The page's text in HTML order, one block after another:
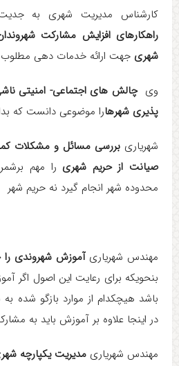
کارشناس مدیریت شهری به
راهکارهای افزایش مشارکت
شهری جهت ارائه خدمات دهی مطلوب
ویچالش های اجتماعی- امنیتی
پذیری شهرهارا موضوعی دانست که
شهریاری بررسی مسائل و مشکلات
صیانت از حریم شهری را مهم
محدوده شهر انجام گیرد نه حریم شهر
مهندس شهریاریآموزش شهروندی
بنحویکه برای رعایت این اصول اگر
باشد هیچکدام از موارد بازگو شده
در اینجا علاوه بر آموزش باید به
مهندس شهریاریمدیریت یکپارچه